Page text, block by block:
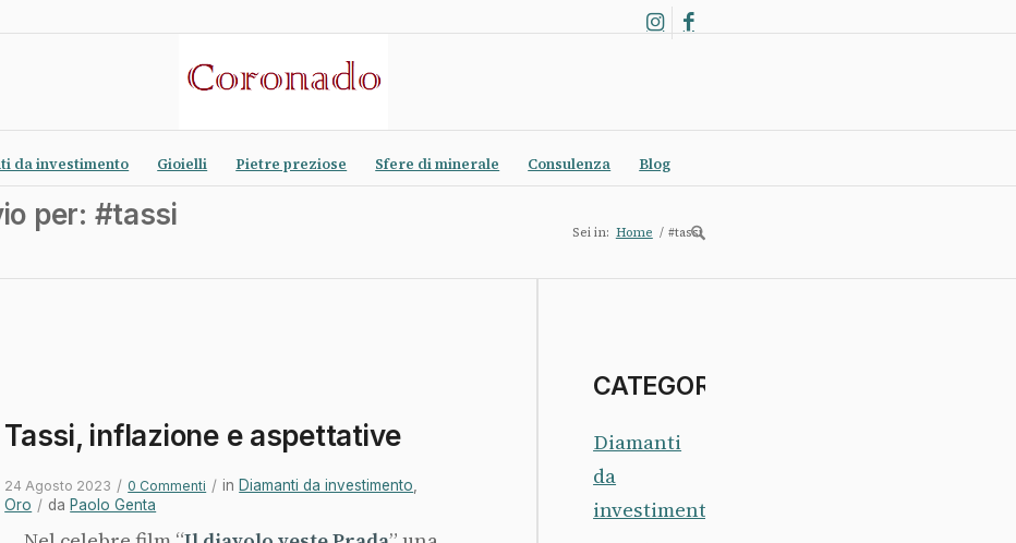
da investimento Gioielli Pietre preziose Sfere di minerale Consulenza Blog
per: #tassi
Sei in: Home / #tassi
Tassi, inflazione e aspettative
24 Agosto 2023 / 0 Commenti / in Diamanti da investimento
Oro / da Paolo Genta
CATEGORIE
Diamanti
da
investimento